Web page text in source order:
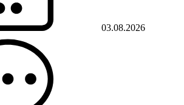
03.08.2026